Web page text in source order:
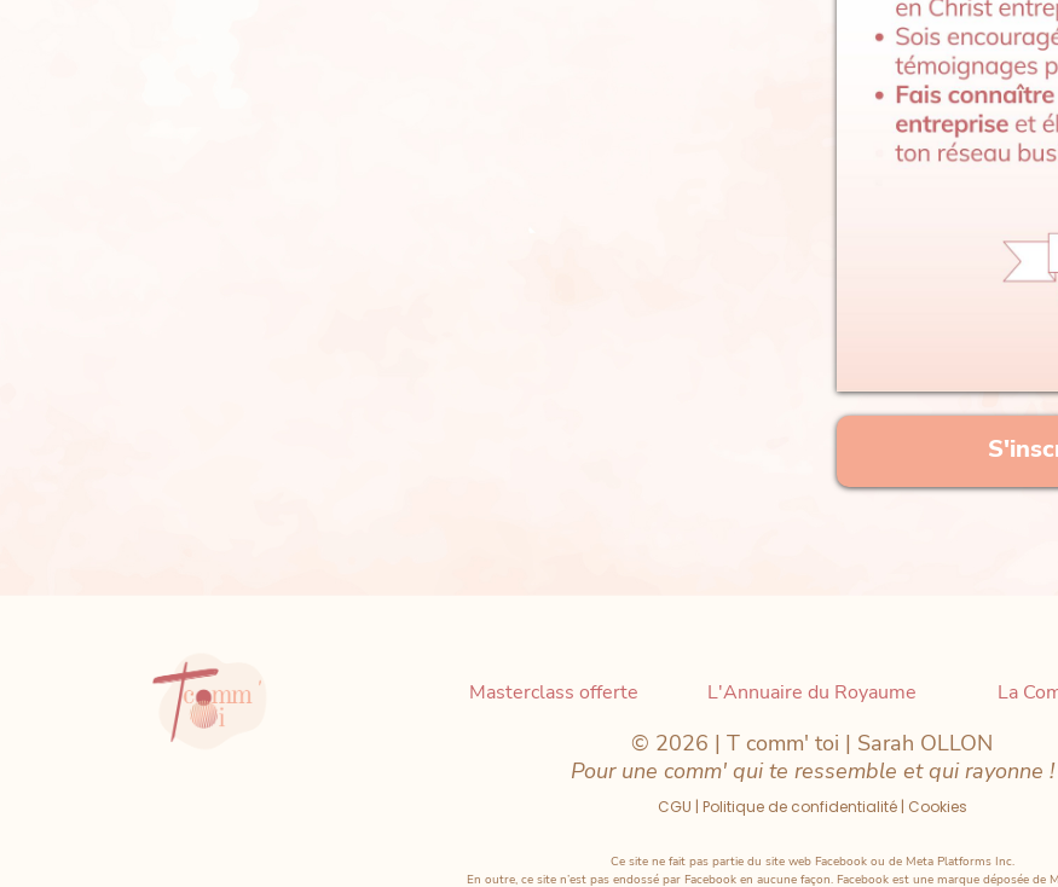
Masterclass offerte L'Annuaire du Royaume La
© 2026 | T comm' toi | Sarah OLLON
Pour une comm' qui te ressemble et qui rayonne !
CGU | Politique de confidentialité | Cookies
Ce site ne fait pas partie du site web Facebook ou de Meta Platforms Inc.
En outre, ce site n’est pas endossé par Facebook en aucune façon. Facebook est une marque déposée de